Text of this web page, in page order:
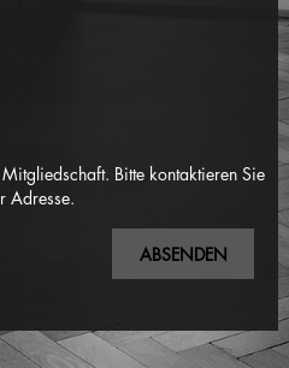
Bitte kontaktieren Sie
Adresse.
ABSENDEN